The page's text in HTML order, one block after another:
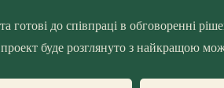
готові до співпраці в обговоренні
проект буде розглянуто з найкращою